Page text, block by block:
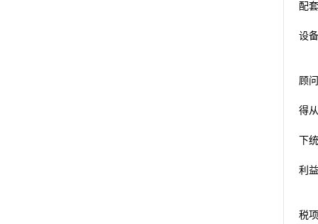
配
设
顾
得
下
利
税